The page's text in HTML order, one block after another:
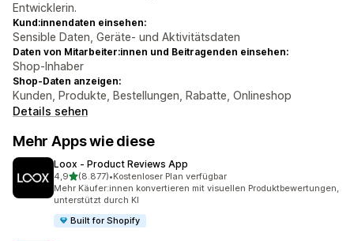
Entwicklerin.
Kund:innendaten einsehen:
Sensible Daten, Geräte- und Aktivitätsdaten
Daten von Mitarbeiter:innen und Beitragenden einsehen:
Shop-Inhaber
Shop-Daten anzeigen:
Kunden, Produkte, Bestellungen, Rabatte, Onlineshop
Details sehen
Mehr Apps wie diese
Loox ‑ Product Reviews App
4,9von 5 Sternen
(8.877)
8877 Rezensionen insgesamt
•Kostenloser Plan verfügbar
Mehr Käufer:innen konvertieren mit visuellen Produktbewertungen,
unterstützt durch KI
Built for Shopify